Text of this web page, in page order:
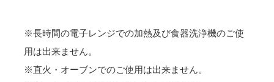
※長時間の電子レンジでの加熱及び食器洗浄機のご使
用は出来ません。
※直火・オーブンでのご使用は出来ません。